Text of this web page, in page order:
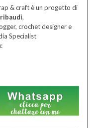
& craft è un progetto di
,
crochet designer e
Specialist